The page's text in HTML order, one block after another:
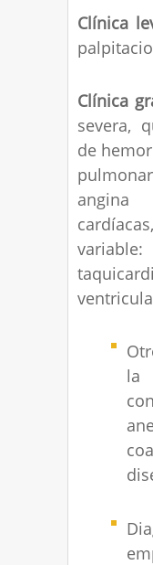
Clínica
Clínica
severa,
de
angina
la